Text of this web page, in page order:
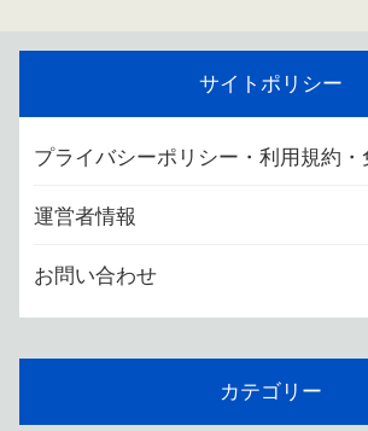
サイトポリシー
プライバシーポリシー・利用規約・
運営者情報
お問い合わせ
カテゴリー